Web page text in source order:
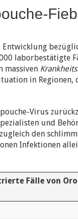
Entwicklung
laborbestätigte
massiven
in Regionen,
Virus
und
den
Infektionen
Fälle von